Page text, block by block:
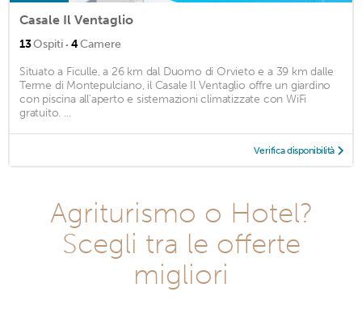
Casale Il Ventaglio
13Ospiti · 4Camere
Situato a Ficulle, a 26 km dal Duomo di Orvieto e a 39 km dalle
Terme di Montepulciano, il Casale Il Ventaglio offre un giardino
con piscina all'aperto e sistemazioni climatizzate con WiFi
gratuito. ...
Verifica disponibilità
Agriturismo o Hotel?
Scegli tra le offerte
migliori